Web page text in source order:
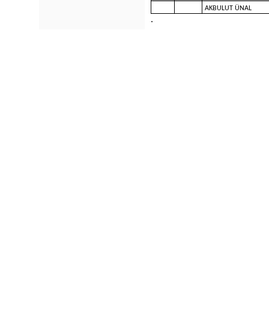
AKBULUT ÜNAL
.